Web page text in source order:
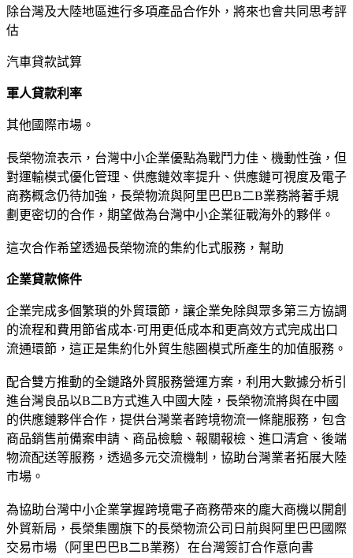
除台灣及大陸地區進行多項產品合作外，將來也會共同思考評
估
汽車貸款試算
軍人貸款利率
其他國際市場。
長榮物流表示，台灣中小企業優點為戰鬥力佳、機動性強，但
對運輸模式優化管理、供應鏈效率提升、供應鏈可視度及電子
商務概念仍待加強，長榮物流與阿里巴巴B二B業務將著手規
劃更密切的合作，期望做為台灣中小企業征戰海外的夥伴。
這次合作希望透過長榮物流的集約化式服務，幫助
企業貸款條件
企業完成多個繁瑣的外貿環節，讓企業免除與眾多第三方協調
的流程和費用節省成本·可用更低成本和更高效方式完成出口
流通環節，這正是集約化外貿生態圈模式所產生的加值服務。
配合雙方推動的全鏈路外貿服務營運方案，利用大數據分析引
進台灣良品以B二B方式進入中國大陸，長榮物流將與在中國
的供應鏈夥伴合作，提供台灣業者跨境物流一條龍服務，包含
商品銷售前備案申請、商品檢驗、報關報檢、進口清倉、後端
物流配送等服務，透過多元交流機制，協助台灣業者拓展大陸
市場。
為協助台灣中小企業掌握跨境電子商務帶來的龐大商機以開創
外貿新局，長榮集團旗下的長榮物流公司日前與阿里巴巴國際
交易市場（阿里巴巴B二B業務）在台灣簽訂合作意向書